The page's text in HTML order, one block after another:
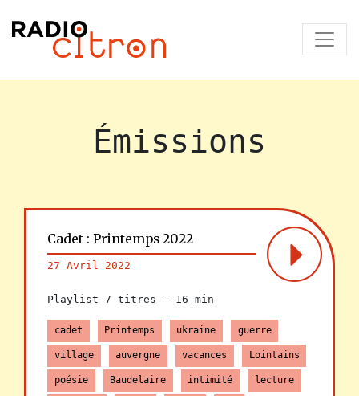
Émissions
Cadet : Printemps 2022
27 Avril 2022
Playlist 7 titres - 16 min
cadet Printemps ukraine guerre
village auvergne vacances Lointains
poésie Baudelaire intimité lecture